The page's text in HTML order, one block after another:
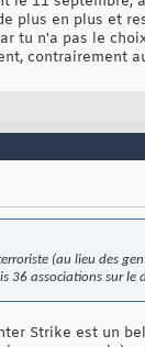
plus en plus et
tu n'a pas le
contrairement
(au lieu des
36 associations sur le
Strike est un